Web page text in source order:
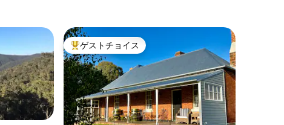
大好評のゲストチョイスです。
ゲストチョイス